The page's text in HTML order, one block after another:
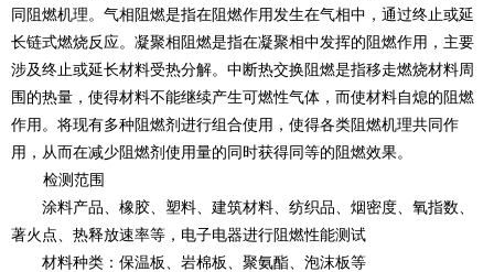
同阻燃机理。气相阻燃是指在阻燃作用发生在气相中，通过终止或延
长链式燃烧反应。凝聚相阻燃是指在凝聚相中发挥的阻燃作用，主要
涉及终止或延长材料受热分解。中断热交换阻燃是指移走燃烧材料周
围的热量，使得材料不能继续产生可燃性气体，而使材料自熄的阻燃
作用。将现有多种阻燃剂进行组合使用，使得各类阻燃机理共同作
用，从而在减少阻燃剂使用量的同时获得同等的阻燃效果。
检测范围
涂料产品、橡胶、塑料、建筑材料、纺织品、烟密度、氧指数、
著火点、热释放速率等，电子电器进行阻燃性能测试
材料种类：保温板、岩棉板、聚氨酯、泡沫板等